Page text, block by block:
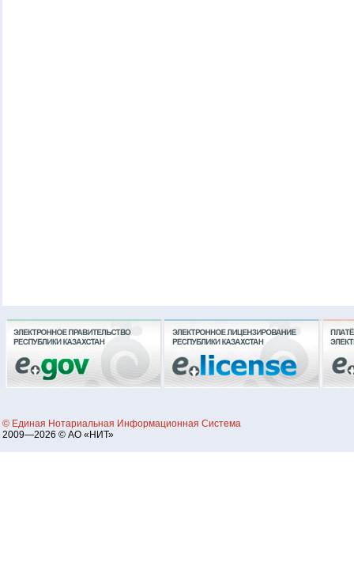
© Единая Нотариальная Информационная Система
2009—2026 © АО «НИТ»